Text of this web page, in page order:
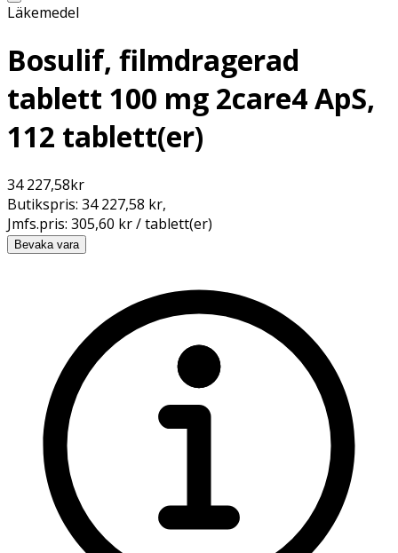
Läkemedel
Bosulif, filmdragerad
tablett 100 mg 2care4 ApS,
112 tablett(er)
34 227,58kr
Butikspris: 34 227,58 kr,
Jmfs.pris: 305,60 kr / tablett(er)
Bevaka vara